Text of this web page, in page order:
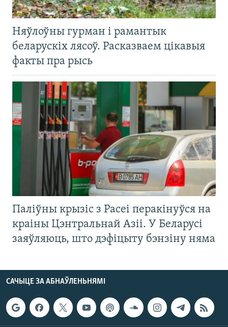
Няўлоўны гурман і рамантык
беларускіх лясоў. Расказваем цікавыя
факты пра рысь
Паліўны крызіс з Расеі перакінуўся на
краіны Цэнтральнай Азіі. У Беларусі
заяўляюць, што дэфіцыту бэнзіну няма
САЧЫЦЕ ЗА АБНАЎЛЕНЬНЯМІ